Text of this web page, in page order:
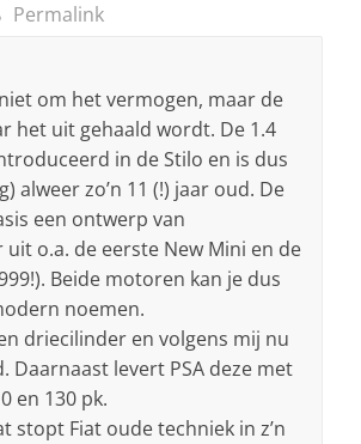
Permalink
om het vermogen, maar de
het uit gehaald wordt. De 1.4
in de Stilo en is dus
alweer zo’n 11 (!) jaar oud. De
een ontwerp van
o.a. de eerste New Mini en de
Beide motoren kan je dus
noemen.
driecilinder en volgens mij nu
Daarnaast levert PSA deze met
en 130 pk.
stopt Fiat oude techniek in z’n